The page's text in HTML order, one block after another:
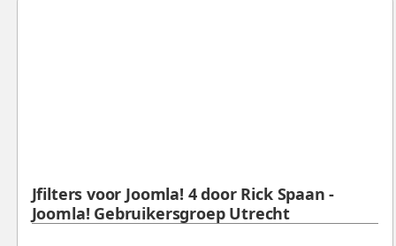
Jfilters voor Joomla! 4 door Rick Spaan -
Joomla! Gebruikersgroep Utrecht